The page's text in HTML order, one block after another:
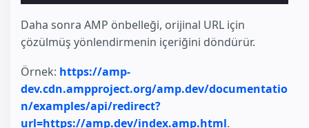
Daha sonra AMP önbelleği, orijinal URL için
çözülmüş yönlendirmenin içeriğini döndürür.
Örnek: https://amp-
dev.cdn.ampproject.org/amp.dev/documentatio
n/examples/api/redirect?
url=https://amp.dev/index.amp.html.